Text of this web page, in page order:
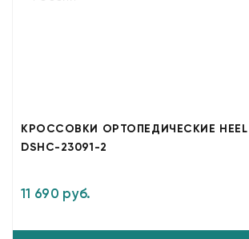
КРОССОВКИ ОРТОПЕДИЧЕСКИЕ HEEL
DSHC-23091-2
11 690 руб.